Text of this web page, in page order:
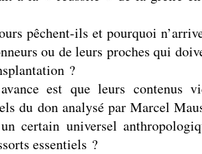
pêchent-ils et pourquoi
ou de leurs proches qui
?
est que leurs contenus
du don analysé par Marcel
certain universel
essentiels ?